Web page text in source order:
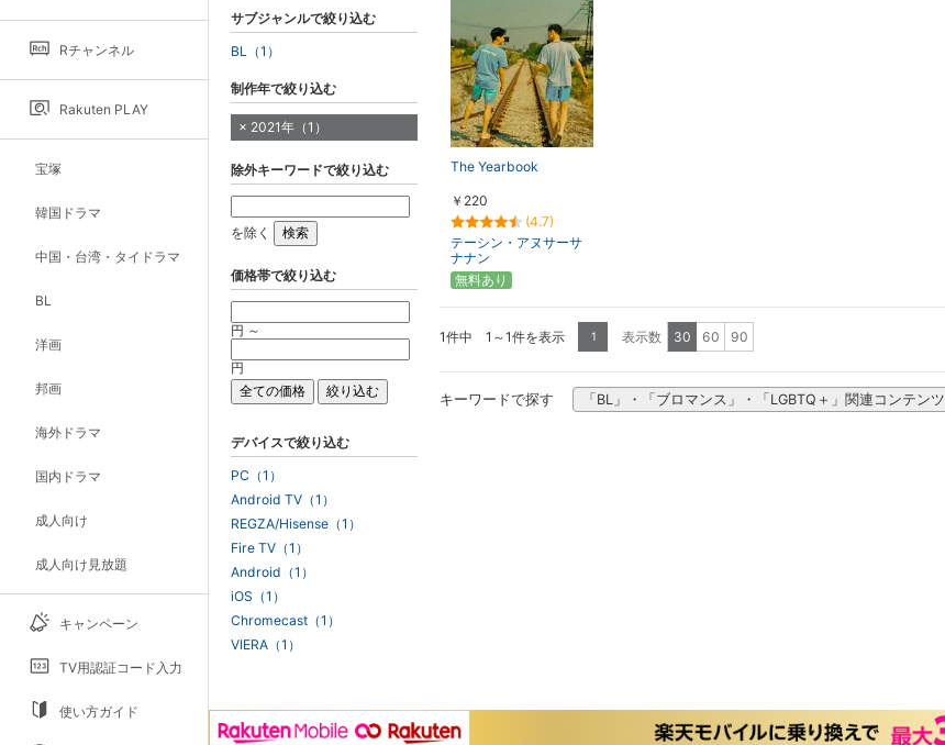
Rチャンネル
Rakuten PLAY
宝塚
韓国ドラマ
中国・台湾・タイドラマ
BL
洋画
邦画
海外ドラマ
国内ドラマ
成人向け
成人向け見放題
キャンペーン
TV用認証コード入力
使い方ガイド
The Yearbook
￥220
(4.7)
テーシン・アヌサーサ
ナナン
無料あり
1件中 1～1件を表示 1 表示数 30 60 90
キーワードで探す 「BL」・「ブロマンス」・「LGBTQ＋」関連コンテンツ
サブジャンルで絞り込む
BL（1）
制作年で絞り込む
2021年（1）
除外キーワードで絞り込む
を除く
価格帯で絞り込む
円 ～
円
デバイスで絞り込む
PC（1）
Android TV（1）
REGZA/Hisense（1）
Fire TV（1）
Android（1）
iOS（1）
Chromecast（1）
VIERA（1）